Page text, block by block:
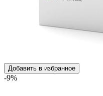
Добавить в избранное
-9%